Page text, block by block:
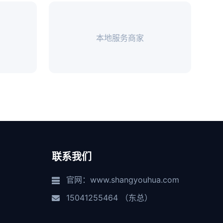
本地服务商家
联系我们
官网：www.shangyouhua.com
15041255464 （东总）